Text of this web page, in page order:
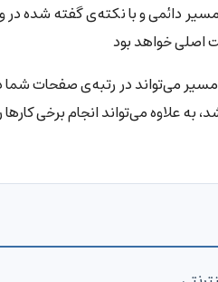
اصلی خواهد بود
علاوه می‌تواند انجام برخی کارها